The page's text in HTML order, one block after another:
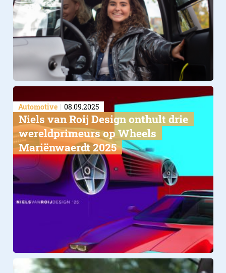
Automotive 08.09.2025
Niels van Roij Design onthult drie
wereldprimeurs op Wheels
Mariënwaerdt 2025